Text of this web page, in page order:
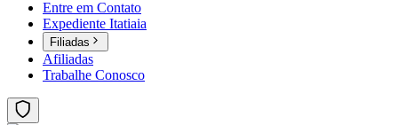
Entre em Contato
Expediente Itatiaia
Filiadas
Afiliadas
Trabalhe Conosco